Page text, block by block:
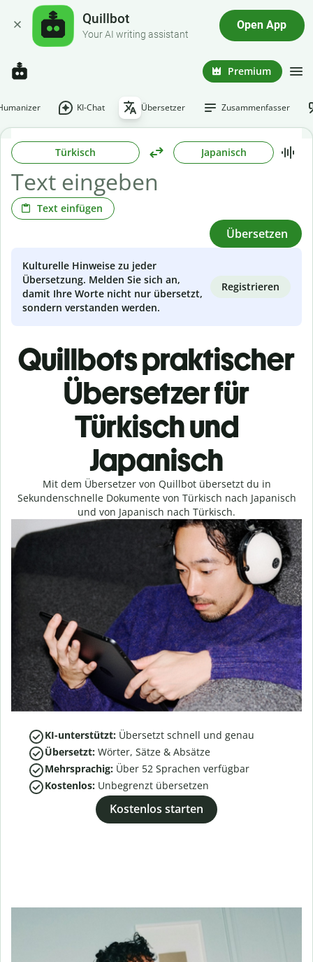
Quillbot
Your AI writing assistant
Open App
Premium
KI-Chat Übersetzer Zusammenfasser
Türkisch Japanisch
Text einfügen
Übersetzen
Kulturelle Hinweise zu jeder
Übersetzung. Melden Sie sich an,
damit Ihre Worte nicht nur übersetzt,
sondern verstanden werden.
Registrieren
Quillbots praktischer
Übersetzer für
Türkisch und
Japanisch
Mit dem Übersetzer von Quillbot übersetzt du in
Sekundenschnelle Dokumente von Türkisch nach Japanisch
und von Japanisch nach Türkisch.
KI-unterstützt: Übersetzt schnell und genau
Übersetzt: Wörter, Sätze & Absätze
Mehrsprachig: Über 52 Sprachen verfügbar
Kostenlos: Unbegrenzt übersetzen
Kostenlos starten